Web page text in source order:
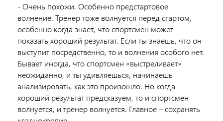
- Очень похожи. Особенно предстартовое
волнение. Тренер тоже волнуется перед стартом,
особенно когда знает, что спортсмен может
показать хороший результат. Если ты знаешь, что он
выступит посредственно, то и волнения особого нет.
Бывает иногда, что спортсмен «выстреливает»
неожиданно, и ты удивляешься, начинаешь
анализировать, как это произошло. Но когда
хороший результат предсказуем, то и спортсмен
волнуется, и тренер волнуется. Главное – сохранять